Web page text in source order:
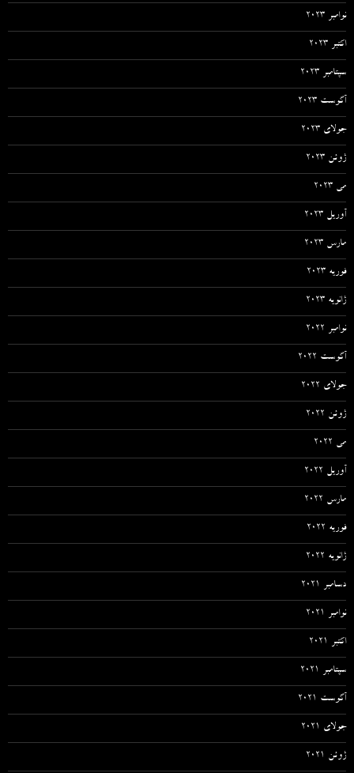
نوامبر 2023
اکتبر 2023
سپتامبر 2023
آگوست 2023
جولای 2023
ژوئن 2023
می 2023
آوریل 2023
مارس 2023
فوریه 2023
ژانویه 2023
نوامبر 2022
آگوست 2022
جولای 2022
ژوئن 2022
می 2022
آوریل 2022
مارس 2022
فوریه 2022
ژانویه 2022
دسامبر 2021
نوامبر 2021
اکتبر 2021
سپتامبر 2021
آگوست 2021
جولای 2021
ژوئن 2021